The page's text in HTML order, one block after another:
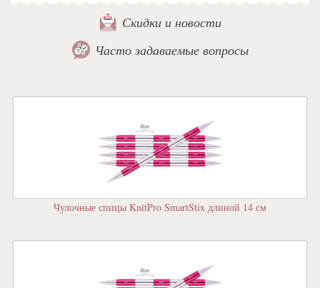
Скидки и новости
Часто задаваемые вопросы
Чулочные спицы KnitPro SmartStix длиной 14 см